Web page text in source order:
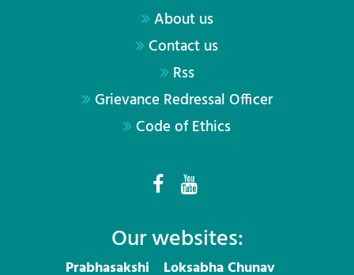
About us
Contact us
Rss
Grievance Redressal Officer
Code of Ethics
Our websites:
Prabhasakshi Loksabha Chunav